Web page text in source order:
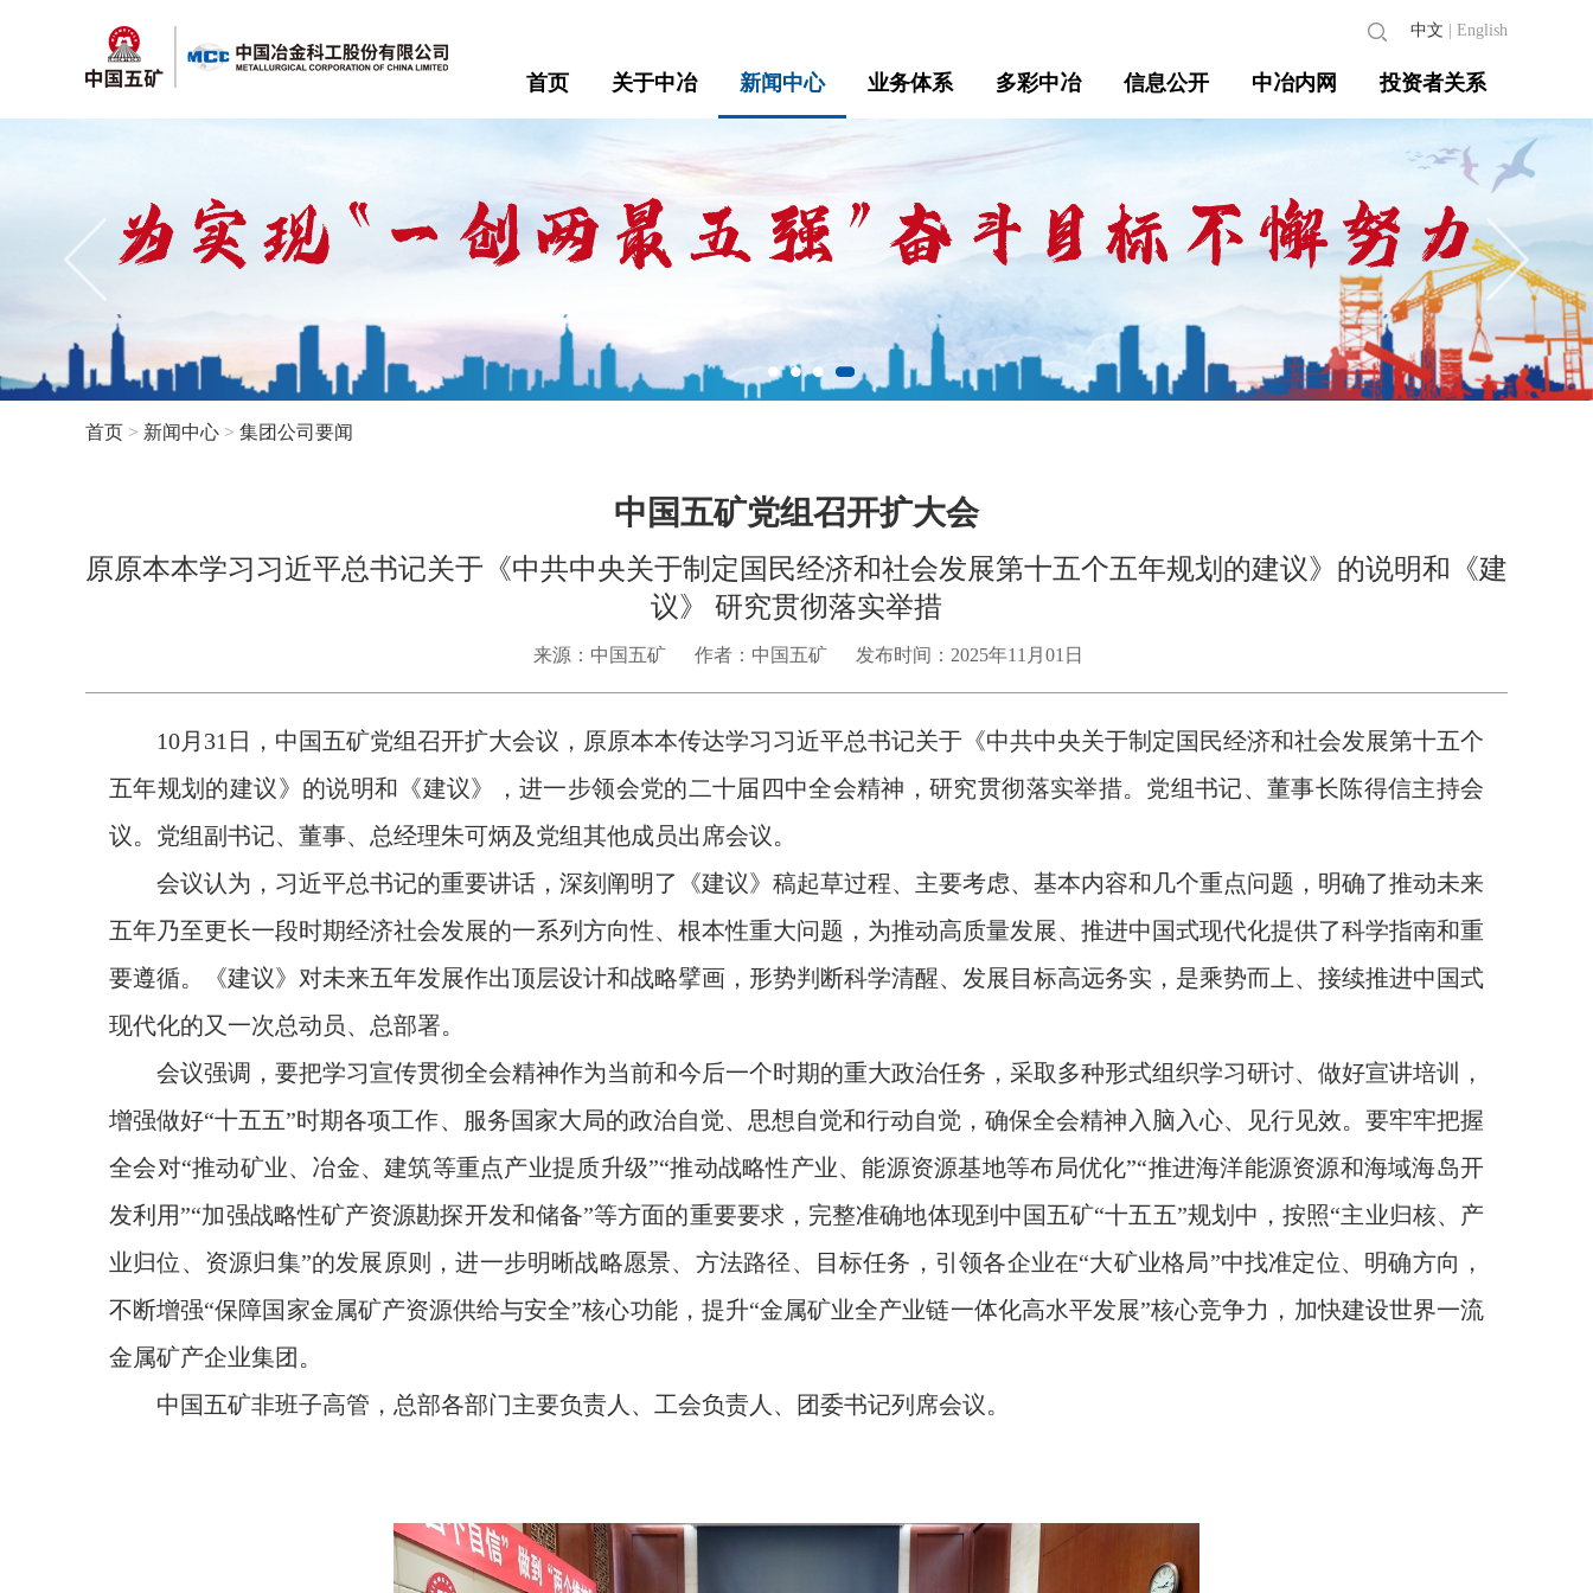
首页 关于中冶 新闻中心 业务体系 多彩中冶 信息公开 中冶内网 投资者关系
中文 English
首页 > 新闻中心 > 集团公司要闻
中国五矿党组召开扩大会
原原本本学习习近平总书记关于《中共中央关于制定国民经济和社会发展第十五个五年规划的建议》的说明和《建
议》 研究贯彻落实举措
来源：中国五矿 作者：中国五矿 发布时间：2025年11月01日
10月31日，中国五矿党组召开扩大会议，原原本本传达学习习近平总书记关于《中共中央关于制定国民经济和社会发展第十五个
五年规划的建议》的说明和《建议》，进一步领会党的二十届四中全会精神，研究贯彻落实举措。党组书记、董事长陈得信主持会
议。党组副书记、董事、总经理朱可炳及党组其他成员出席会议。
会议认为，习近平总书记的重要讲话，深刻阐明了《建议》稿起草过程、主要考虑、基本内容和几个重点问题，明确了推动未来
五年乃至更长一段时期经济社会发展的一系列方向性、根本性重大问题，为推动高质量发展、推进中国式现代化提供了科学指南和重
要遵循。《建议》对未来五年发展作出顶层设计和战略擘画，形势判断科学清醒、发展目标高远务实，是乘势而上、接续推进中国式
现代化的又一次总动员、总部署。
会议强调，要把学习宣传贯彻全会精神作为当前和今后一个时期的重大政治任务，采取多种形式组织学习研讨、做好宣讲培训，
增强做好“十五五”时期各项工作、服务国家大局的政治自觉、思想自觉和行动自觉，确保全会精神入脑入心、见行见效。要牢牢把握
全会对“推动矿业、冶金、建筑等重点产业提质升级”“推动战略性产业、能源资源基地等布局优化”“推进海洋能源资源和海域海岛开
发利用”“加强战略性矿产资源勘探开发和储备”等方面的重要要求，完整准确地体现到中国五矿“十五五”规划中，按照“主业归核、产
业归位、资源归集”的发展原则，进一步明晰战略愿景、方法路径、目标任务，引领各企业在“大矿业格局”中找准定位、明确方向，
不断增强“保障国家金属矿产资源供给与安全”核心功能，提升“金属矿业全产业链一体化高水平发展”核心竞争力，加快建设世界一流
金属矿产企业集团。
中国五矿非班子高管，总部各部门主要负责人、工会负责人、团委书记列席会议。